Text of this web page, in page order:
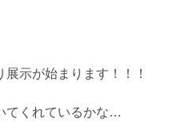
示が始まります！！！
てくれているかな…